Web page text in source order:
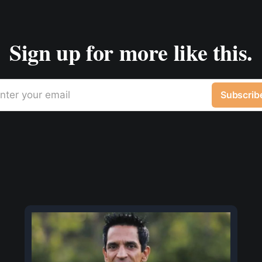
Sign up for more like this.
your email